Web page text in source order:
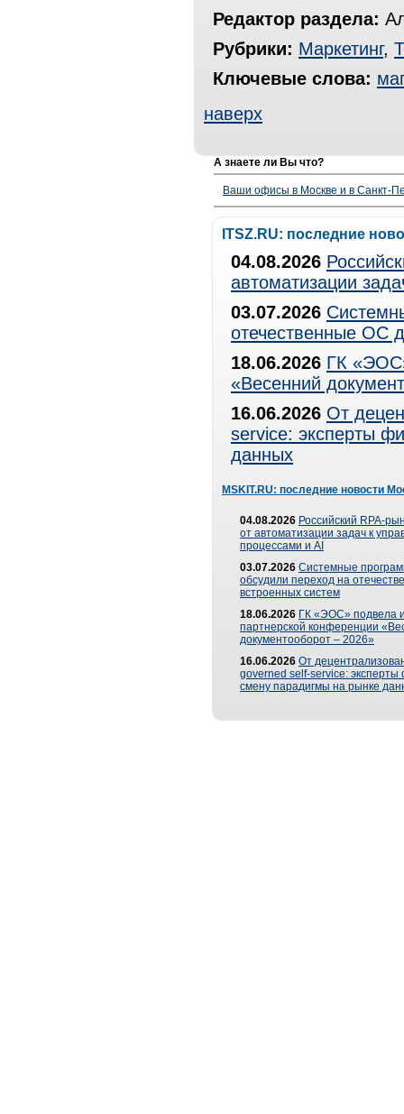
Редактор раздела:
Рубрики: Маркетинг,
Ключевые слова:
наверх
А знаете ли Вы что?
Ваши офисы в Москве и в Санкт-
ITSZ.RU: последние
04.08.2026
автоматизации
03.07.2026
отечественные ОС
18.06.2026 ГК
«Весенний
16.06.2026 От
service: эксперты
данных
MSKIT.RU: последние новости
04.08.2026 Российский RPA-
от автоматизации задач к
процессами и AI
03.07.2026 Системные
обсудили переход на
встроенных систем
18.06.2026 ГК «ЭОС» подвела
партнерской конференции
документооборот – 2026»
16.06.2026 От
governed self-service: эксперты
смену парадигмы на рынке